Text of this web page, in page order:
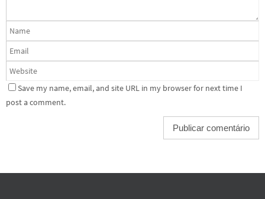
Save my name, email, and site URL in my browser for next time I
post a comment.